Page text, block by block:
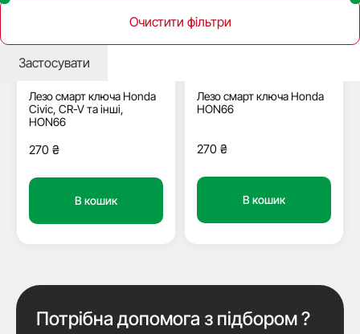
Очистити фільтри
Застосувати
Немає в наявності
Лезо смарт ключа Honda
Civic, CR-V та інші,
HON66
270 ₴
В кошик
Лезо смарт ключа Honda
HON66
270 ₴
В кошик
Потрібна допомога з підбором ?